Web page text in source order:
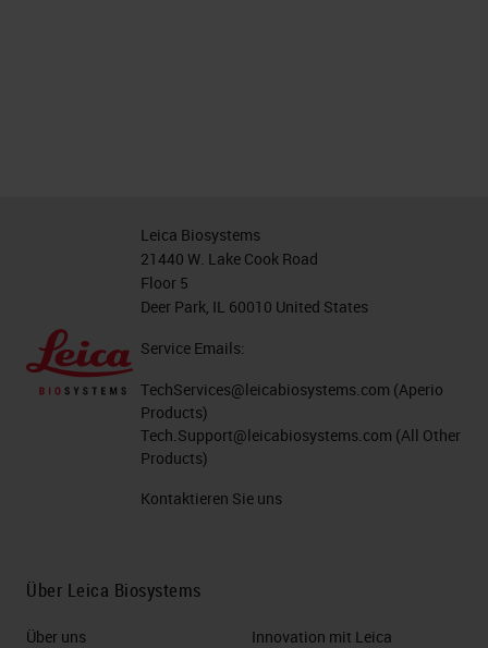
Leica Biosystems
21440 W. Lake Cook Road
Floor 5
Deer Park, IL 60010 United States
Service Emails:
TechServices@leicabiosystems.com (Aperio
Products)
Tech.Support@leicabiosystems.com (All Other
Products)
Kontaktieren Sie uns
Über Leica Biosystems
Über uns
Innovation mit Leica